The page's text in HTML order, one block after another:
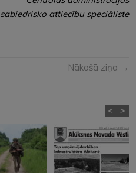
sabiedrisko attiecību speciāliste
Nākošā ziņa →
< >